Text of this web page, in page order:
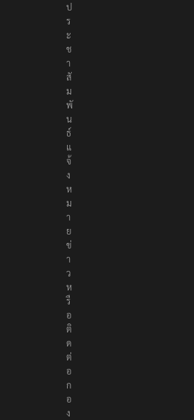
ป
ร
ะ
ช
า
สั
ม
พั
น
ธ์
แ
จ้
ง
ห
ม
า
ย
ข่
า
ว
ห
รื
อ
ติ
ด
ต่
อ
ก
อ
ง